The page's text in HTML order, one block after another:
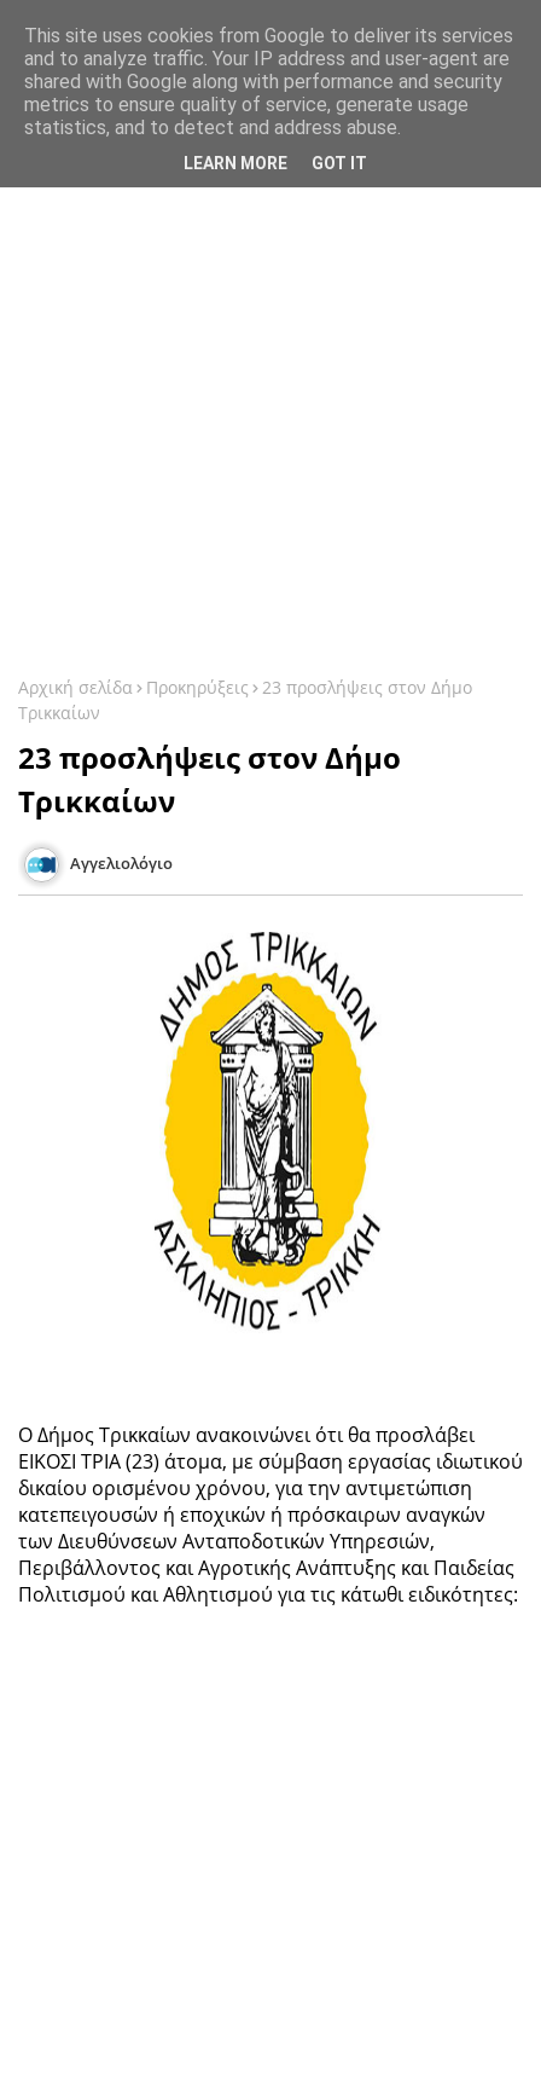
Αρχική σελίδα Προκηρύξεις
23 προσλήψεις στον Δήμο
Τρικκαίων
23 προσλήψεις στον Δήμο
Τρικκαίων
Αγγελιολόγιο
Ο Δήμος Τρικκαίων ανακοινώνει ότι θα προσλάβει
ΕΙΚΟΣΙ ΤΡΙΑ (23) άτομα, με σύμβαση εργασίας ιδιωτικού
δικαίου ορισμένου χρόνου, για την αντιμετώπιση
κατεπειγουσών ή εποχικών ή πρόσκαιρων αναγκών
των Διευθύνσεων Ανταποδοτικών Υπηρεσιών,
Περιβάλλοντος και Αγροτικής Ανάπτυξης και Παιδείας
Πολιτισμού και Αθλητισμού για τις κάτωθι ειδικότητες:
This site uses cookies from Google to deliver its services
and to analyze traffic. Your IP address and user-agent are
shared with Google along with performance and security
metrics to ensure quality of service, generate usage
statistics, and to detect and address abuse.
LEARN MORE GOT IT